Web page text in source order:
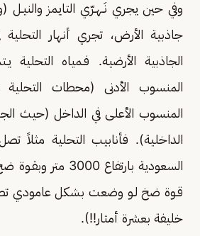
وفي حين يجري نَـهـرّي التايمز والنيـل
جاذبية الأرض، تجري أنهار
الجاذبية الأرضية. فـمياه
المنسوب الأدنى (محطات
المنسوب الأعلى في الداخل (حيث
الداخلية). فأنابيب التحلية مثلاً
قـوة ضخ لـو وضعت بشكل عامودي
خليفة بعشرة أمتار!!).